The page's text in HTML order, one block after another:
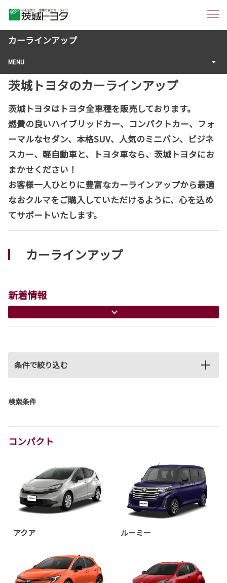
カーラインアップ
MENU
茨城トヨタのカーラインアップ
茨城トヨタはトヨタ全車種を販売しております。
燃費の良いハイブリッドカー、コンパクトカー、フォ
ーマルなセダン、本格SUV、人気のミニバン、ビジネ
スカー、軽自動車と、トヨタ車なら、茨城トヨタにお
まかせください！
お客様一人ひとりに豊富なカーラインアップから最適
なおクルマをご購入していただけるように、心を込め
てサポートいたします。
カーラインアップ
新着情報
条件で絞り込む
検索条件
コンパクト
アクア ルーミー